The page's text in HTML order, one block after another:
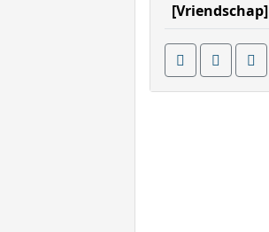
[Vriendschap]